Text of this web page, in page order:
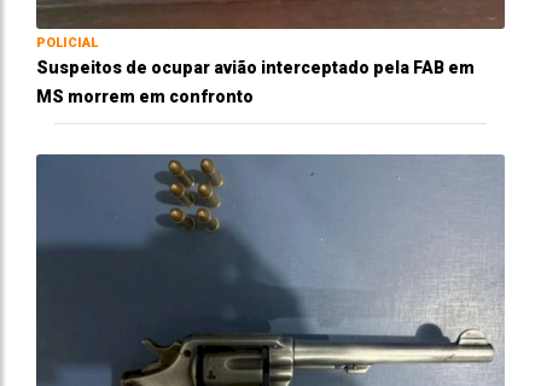
POLICIAL
Suspeitos de ocupar avião interceptado pela FAB em
MS morrem em confronto